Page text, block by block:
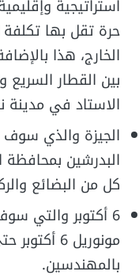
استراتيجية
حرة تقل بها تكلفة
الخارج، هذا
بين القطار
الاستاد في مدينة
الجيزة والذي
البدرشين
كل من البضائع
6 أكتوبر والتي
مونوريل 6
بالمهندسين.